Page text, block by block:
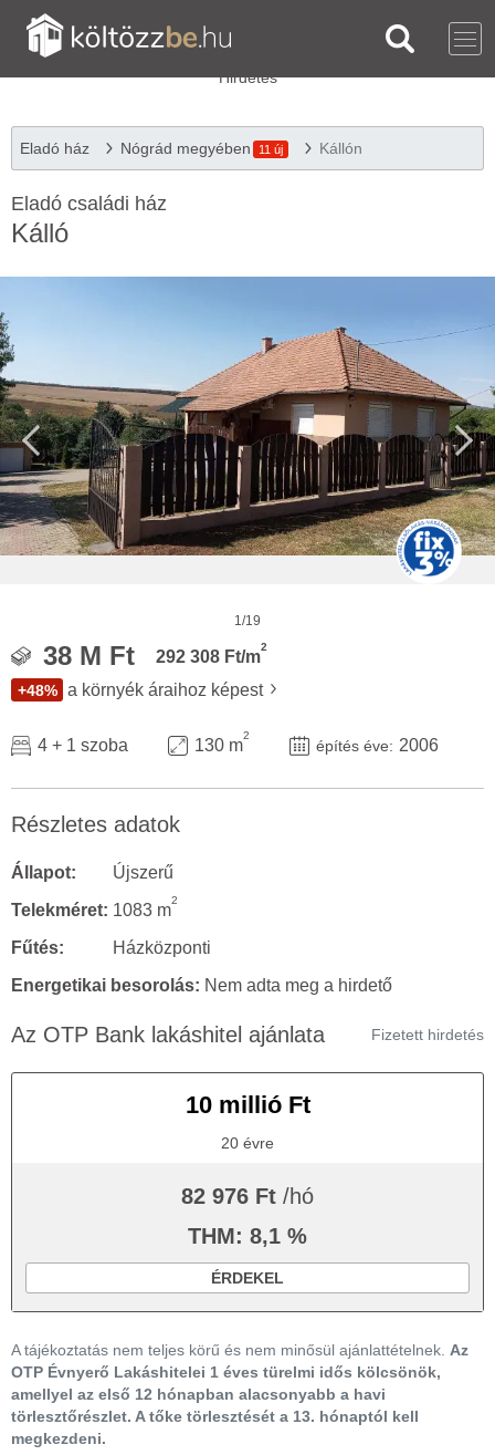
Eladó ház Nógrád megyében 11 új Kállón
Eladó családi ház
Kálló
1/19
38 M Ft 292 308 Ft/m
2
+48% a környék áraihoz képest
4 + 1 szoba 130 m
2
építés éve: 2006
Részletes adatok
Állapot:
Újszerű
Telekméret: 1083 m
2
Fűtés:
Házközponti
Energetikai besorolás: Nem adta meg a hirdető
Az OTP Bank lakáshitel ajánlata Fizetett hirdetés
10 millió Ft
20 évre
82 976 Ft /hó
THM: 8,1 %
ÉRDEKEL
A tájékoztatás nem teljes körű és nem minősül ajánlattételnek. Az
OTP Évnyerő Lakáshitelei 1 éves türelmi idős kölcsönök,
amellyel az első 12 hónapban alacsonyabb a havi
törlesztőrészlet. A tőke törlesztését a 13. hónaptól kell
megkezdeni.